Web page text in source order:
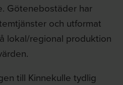
Götenebostäder har
och utformat
lokal/regional produktion
till Kinnekulle tydlig